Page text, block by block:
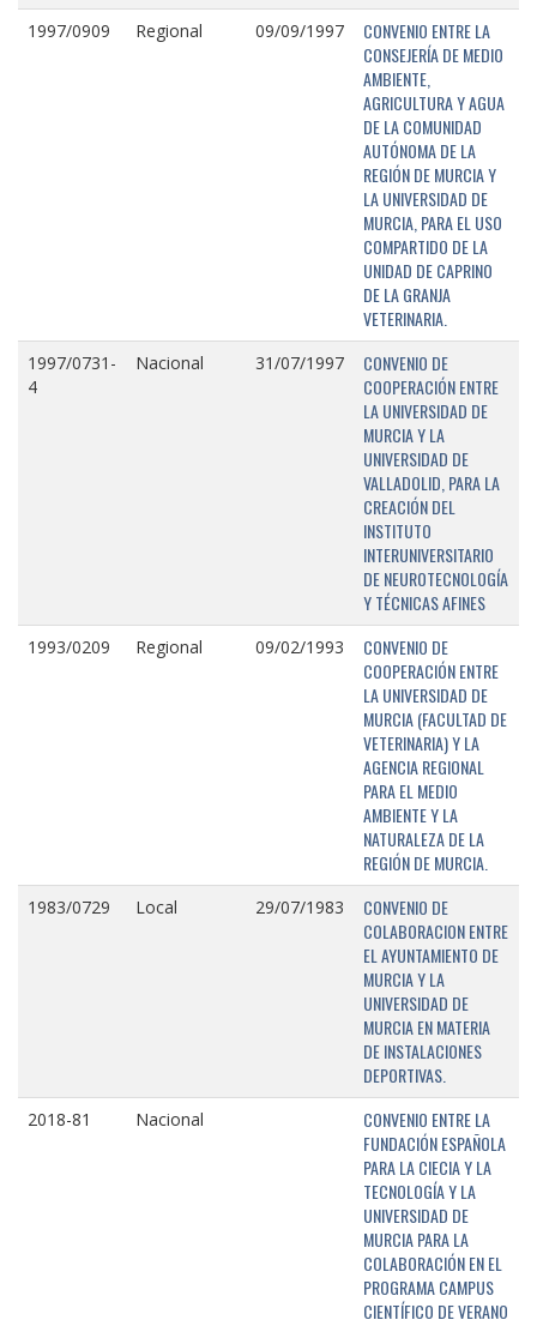
1997/0909 Regional 09/09/1997
CONVENIO ENTRE LA
CONSEJERÍA DE MEDIO
AMBIENTE,
AGRICULTURA Y AGUA
DE LA COMUNIDAD
AUTÓNOMA DE LA
REGIÓN DE MURCIA Y
LA UNIVERSIDAD DE
MURCIA, PARA EL USO
COMPARTIDO DE LA
UNIDAD DE CAPRINO
DE LA GRANJA
VETERINARIA.
1997/0731-
4
Nacional 31/07/1997
CONVENIO DE
COOPERACIÓN ENTRE
LA UNIVERSIDAD DE
MURCIA Y LA
UNIVERSIDAD DE
VALLADOLID, PARA LA
CREACIÓN DEL
INSTITUTO
INTERUNIVERSITARIO
DE NEUROTECNOLOGÍA
Y TÉCNICAS AFINES
1993/0209 Regional 09/02/1993
CONVENIO DE
COOPERACIÓN ENTRE
LA UNIVERSIDAD DE
MURCIA (FACULTAD DE
VETERINARIA) Y LA
AGENCIA REGIONAL
PARA EL MEDIO
AMBIENTE Y LA
NATURALEZA DE LA
REGIÓN DE MURCIA.
1983/0729 Local 29/07/1983
CONVENIO DE
COLABORACION ENTRE
EL AYUNTAMIENTO DE
MURCIA Y LA
UNIVERSIDAD DE
MURCIA EN MATERIA
DE INSTALACIONES
DEPORTIVAS.
2018-81 Nacional
CONVENIO ENTRE LA
FUNDACIÓN ESPAÑOLA
PARA LA CIECIA Y LA
TECNOLOGÍA Y LA
UNIVERSIDAD DE
MURCIA PARA LA
COLABORACIÓN EN EL
PROGRAMA CAMPUS
CIENTÍFICO DE VERANO